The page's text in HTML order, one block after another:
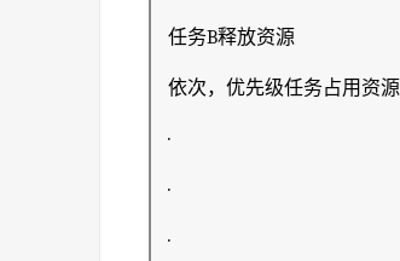
任务B释放资源
依次，优先级任务占用资源
·
·
·